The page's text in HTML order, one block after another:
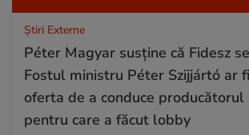
Știri Externe
Péter Magyar susține că Fidesz
Fostul ministru Péter Szijjártó ar
oferta de a conduce producătorul
pentru care a făcut lobby